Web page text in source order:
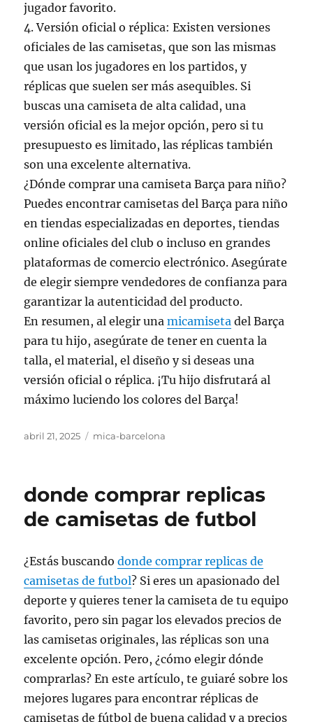
jugador favorito.
4. Versión oficial o réplica: Existen versiones
oficiales de las camisetas, que son las mismas
que usan los jugadores en los partidos, y
réplicas que suelen ser más asequibles. Si
buscas una camiseta de alta calidad, una
versión oficial es la mejor opción, pero si tu
presupuesto es limitado, las réplicas también
son una excelente alternativa.
¿Dónde comprar una camiseta Barça para niño?
Puedes encontrar camisetas del Barça para niño
en tiendas especializadas en deportes, tiendas
online oficiales del club o incluso en grandes
plataformas de comercio electrónico. Asegúrate
de elegir siempre vendedores de confianza para
garantizar la autenticidad del producto.
En resumen, al elegir unamicamiseta del Barça
para tu hijo, asegúrate de tener en cuenta la
talla, el material, el diseño y si deseas una
versión oficial o réplica. ¡Tu hijo disfrutará al
máximo luciendo los colores del Barça!
Publicado
abril 21, 2025 Categorías
mica-barcelona
donde comprar replicas
de camisetas de futbol
¿Estás buscandodonde comprar replicas de
camisetas de futbol? Si eres un apasionado del
deporte y quieres tener la camiseta de tu equipo
favorito, pero sin pagar los elevados precios de
las camisetas originales, las réplicas son una
excelente opción. Pero, ¿cómo elegir dónde
comprarlas? En este artículo, te guiaré sobre los
mejores lugares para encontrar réplicas de
camisetas de fútbol de buena calidad y a precios